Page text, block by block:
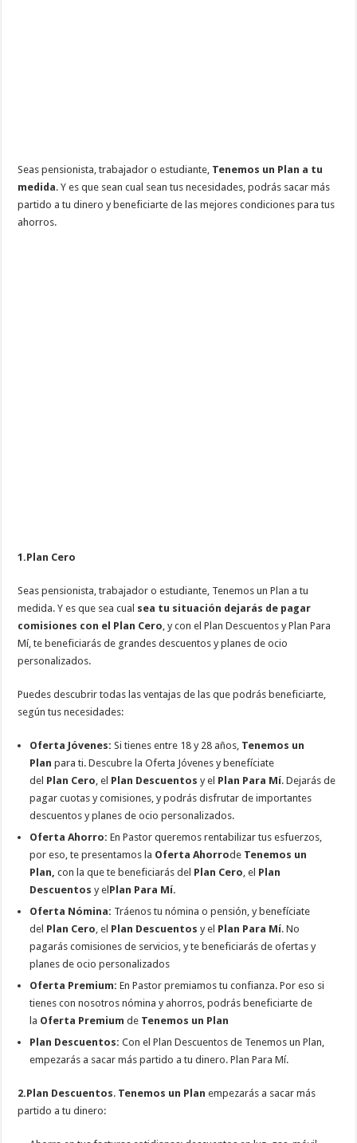
Seas pensionista, trabajador o estudiante, Tenemos un Plan a tu
medida. Y es que sean cual sean tus necesidades, podrás sacar más
partido a tu dinero y beneficiarte de las mejores condiciones para tus
ahorros.
1.Plan Cero
Seas pensionista, trabajador o estudiante, Tenemos un Plan a tu
medida. Y es que sea cual sea tu situación dejarás de pagar
comisiones con el Plan Cero , y con el Plan Descuentos y Plan Para
Mí, te beneficiarás de grandes descuentos y planes de ocio
personalizados.
Puedes descubrir todas las ventajas de las que podrás beneficiarte,
según tus necesidades:
Oferta Jóvenes:Si tienes entre 18 y 28 años, Tenemos un
Plan para ti. Descubre la Oferta Jóvenes y benefíciate
del Plan Cero , el Plan Descuentos y el Plan Para Mí. Dejarás de
pagar cuotas y comisiones, y podrás disfrutar de importantes
descuentos y planes de ocio personalizados.
Oferta Ahorro:En Pastor queremos rentabilizar tus esfuerzos,
por eso, te presentamos la Oferta Ahorrode Tenemos un
Plan,con la que te beneficiarás del Plan Cero , el Plan
Descuentos y elPlan Para Mí.
Oferta Nómina: Tráenos tu nómina o pensión, y benefíciate
del Plan Cero , el Plan Descuentos y el Plan Para Mí. No
pagarás comisiones de servicios, y te beneficiarás de ofertas y
planes de ocio personalizados
Oferta Premium:En Pastor premiamos tu confianza. Por eso si
tienes con nosotros nómina y ahorros, podrás beneficiarte de
la Oferta Premium de Tenemos un Plan
Plan Descuentos:Con el Plan Descuentos de Tenemos un Plan,
empezarás a sacar más partido a tu dinero. Plan Para Mí.
2.Plan Descuentos. Tenemos un Plan empezarás a sacar más
partido a tu dinero: